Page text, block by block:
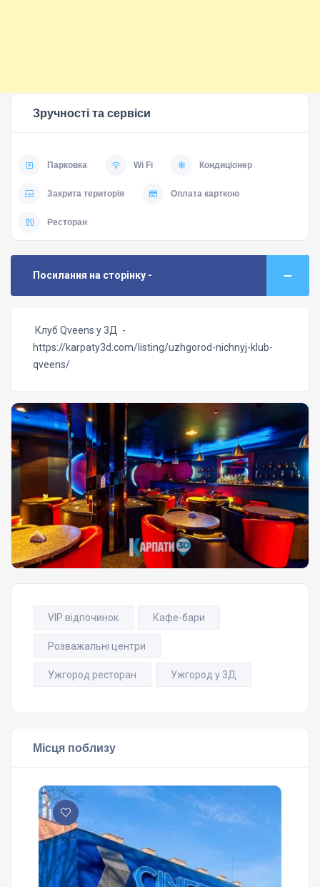
Зручності та сервіси
Парковка Wi Fi Кондиціонер
Закрита територія Оплата карткою
Ресторан
Посилання на сторінку -
Клуб Qveens у 3Д -
https://karpaty3d.com/listing/uzhgorod-nichnyj-klub-
qveens/
VIP відпочинок Кафе-бари
Розважальні центри
Ужгород ресторан Ужгород у 3Д
Місця поблизу